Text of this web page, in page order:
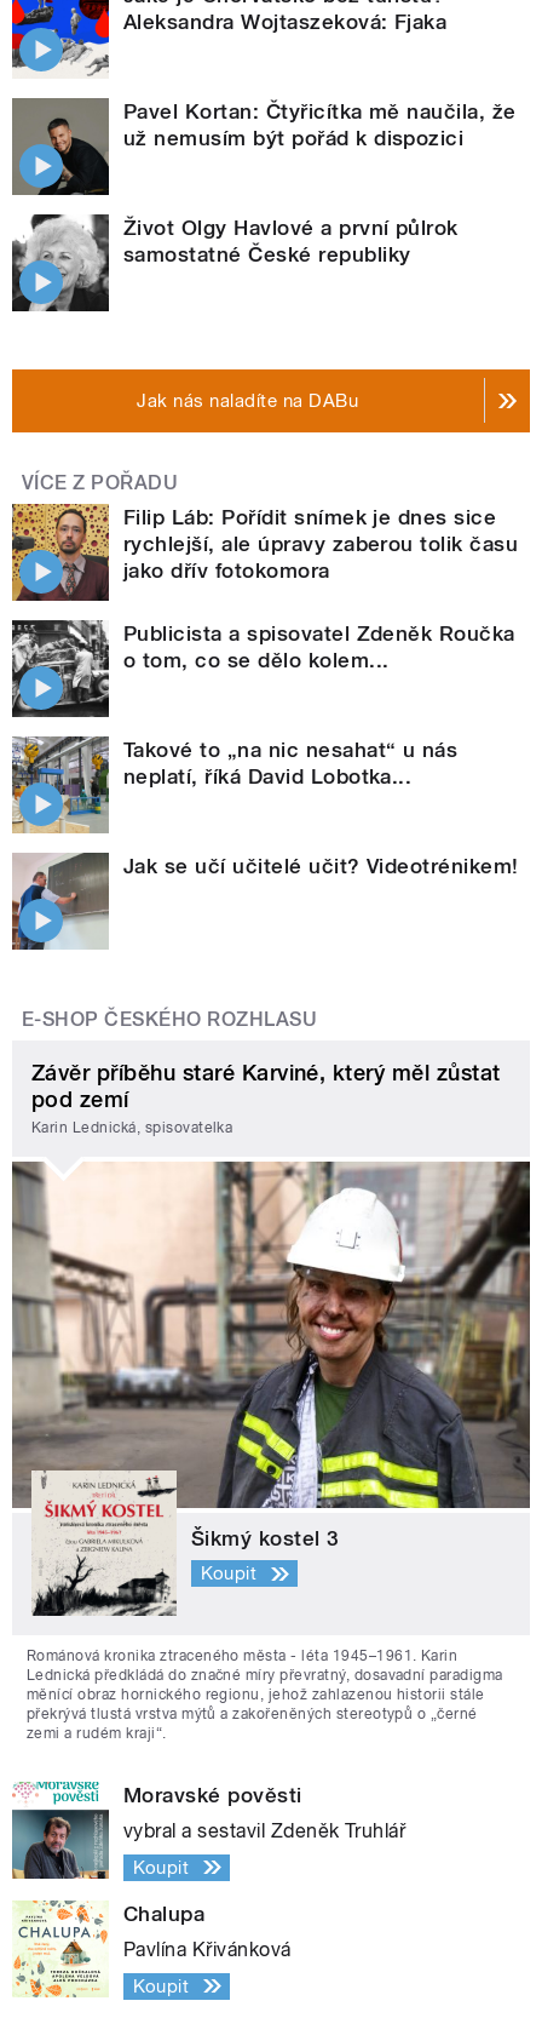
Aleksandra Wojtaszeková: Fjaka
Pavel Kortan: Čtyřicítka mě naučila, že
už nemusím být pořád k dispozici
Život Olgy Havlové a první půlrok
samostatné České republiky
Jak nás naladíte na DABu
VÍCE Z POŘADU
Filip Láb: Pořídit snímek je dnes sice
rychlejší, ale úpravy zaberou tolik času
jako dřív fotokomora
Publicista a spisovatel Zdeněk Roučka
o tom, co se dělo kolem...
Takové to „na nic nesahat“ u nás
neplatí, říká David Lobotka...
Jak se učí učitelé učit? Videotrénikem!
E-SHOP ČESKÉHO ROZHLASU
Závěr příběhu staré Karviné, který měl zůstat
pod zemí
Karin Lednická, spisovatelka
Šikmý kostel 3
Koupit
Románová kronika ztraceného města - léta 1945–1961. Karin
Lednická předkládá do značné míry převratný, dosavadní paradigma
měnící obraz hornického regionu, jehož zahlazenou historii stále
překrývá tlustá vrstva mýtů a zakořeněných stereotypů o „černé
zemi a rudém kraji“.
Moravské pověsti
vybral a sestavil Zdeněk Truhlář
Koupit
Chalupa
Pavlína Křivánková
Koupit